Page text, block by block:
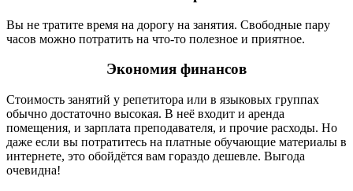
Вы не тратите время на дорогу на занятия. Свободные пару
часов можно потратить на что-то полезное и приятное.
Экономия финансов
Стоимость занятий у репетитора или в языковых группах
обычно достаточно высокая. В неё входит и аренда
помещения, и зарплата преподавателя, и прочие расходы. Но
даже если вы потратитесь на платные обучающие материалы в
интернете, это обойдётся вам гораздо дешевле. Выгода
очевидна!